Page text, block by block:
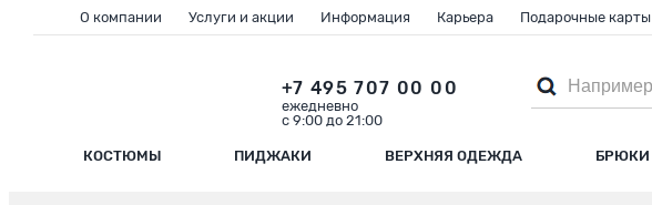
КОСТЮМЫ ПИДЖАКИ ВЕРХНЯЯ ОДЕЖДА БРЮКИ
+7 495 707 00 00
ежедневно
с 9:00 до 21:00
О компании Услуги и акции Информация Карьера Подарочные карты